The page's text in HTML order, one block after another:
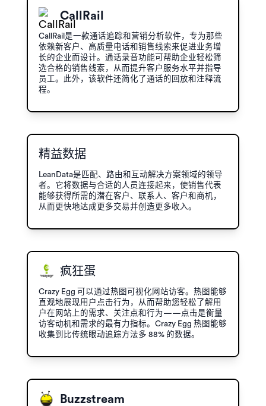
CallRail
CallRail是一款通话追踪和营销分析软件，专为那些
依赖新客户、高质量电话和销售线索来促进业务增
长的企业而设计。通话录音功能可帮助企业轻松筛
选合格的销售线索，从而提升客户服务水平并指导
员工。此外，该软件还简化了通话的回放和注释流
程。
精益数据
LeanData是匹配、路由和互动解决方案领域的领导
者。它将数据与合适的人员连接起来，使销售代表
能够获得所需的潜在客户、联系人、客户和商机，
从而更快地达成更多交易并创造更多收入。
疯狂蛋
Crazy Egg 可以通过热图可视化网站访客。热图能够
直观地展现用户点击行为，从而帮助您轻松了解用
户在网站上的需求、关注点和行为——点击是衡量
访客动机和需求的最有力指标。Crazy Egg 热图能够
收集到比传统眼动追踪方法多 88% 的数据。
Buzzstream